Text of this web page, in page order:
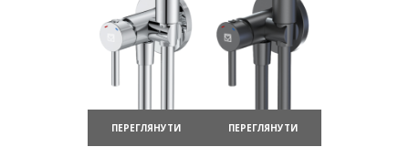
ПЕРЕГЛЯНУТИ ПЕРЕГЛЯНУТИ